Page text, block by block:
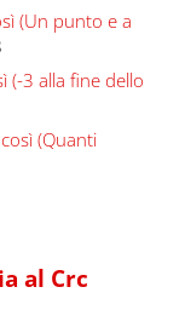
(Un punto e a
(-3 alla fine dello
(Quanti
al Crc